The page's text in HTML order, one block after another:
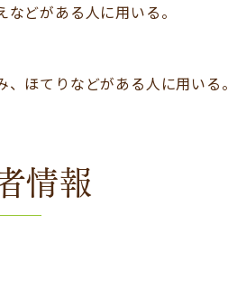
どがある人に用いる。
ほてりなどがある人に用いる。
情報